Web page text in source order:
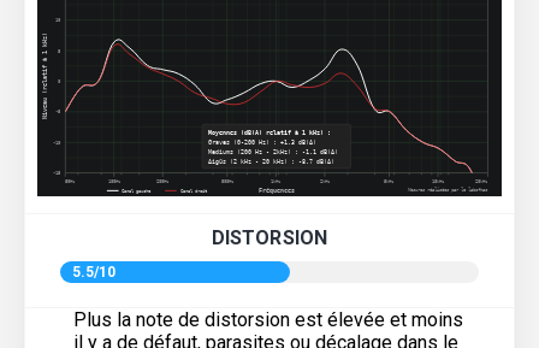
DISTORSION
5.5/10
Plus la note de distorsion est élevée et moins
il y a de défaut, parasites ou décalage dans le